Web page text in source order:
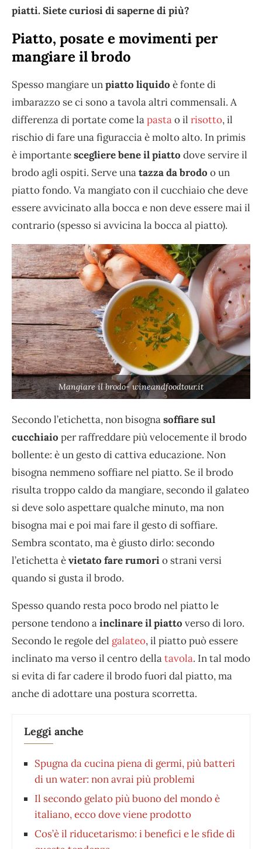
piatti. Siete curiosi di saperne di più?
Piatto, posate e movimenti per
mangiare il brodo
Spesso mangiare unpiatto liquido è fonte di
imbarazzo se ci sono a tavola altri commensali. A
differenza di portate come lapastao il risotto, il
rischio di fare una figuraccia è molto alto. In primis
è importantescegliere bene il piatto dove servire il
brodo agli ospiti. Serve unatazza da brodo o un
piatto fondo. Va mangiato con il cucchiaio che deve
essere avvicinato alla bocca e non deve essere mai il
contrario (spesso si avvicina la bocca al piatto).
Mangiare il brodo- wineandfoodtour.it
Secondo l’etichetta, non bisognasoffiare sul
cucchiaio per raffreddare più velocemente il brodo
bollente: è un gesto di cattiva educazione. Non
bisogna nemmeno soffiare nel piatto. Se il brodo
risulta troppo caldo da mangiare, secondo il galateo
si deve solo aspettare qualche minuto, ma non
bisogna mai e poi mai fare il gesto di soffiare.
Sembra scontato, ma è giusto dirlo: secondo
l’etichetta èvietato fare rumorio strani versi
quando si gusta il brodo.
Spesso quando resta poco brodo nel piatto le
persone tendono ainclinare il piatto verso di loro.
Secondo le regole del galateo, il piatto può essere
inclinato ma verso il centro dellatavola. In tal modo
si evita di far cadere il brodo fuori dal piatto, ma
anche di adottare una postura scorretta.
Leggi anche
Spugna da cucina piena di germi, più batteri
di un water: non avrai più problemi
Il secondo gelato più buono del mondo è
italiano, ecco dove viene prodotto
Cos’è il riducetarismo: i benefici e le sfide di